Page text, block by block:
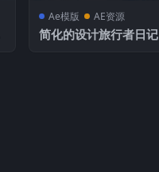
Ae模版 AE资源
简化的设计旅行者日记